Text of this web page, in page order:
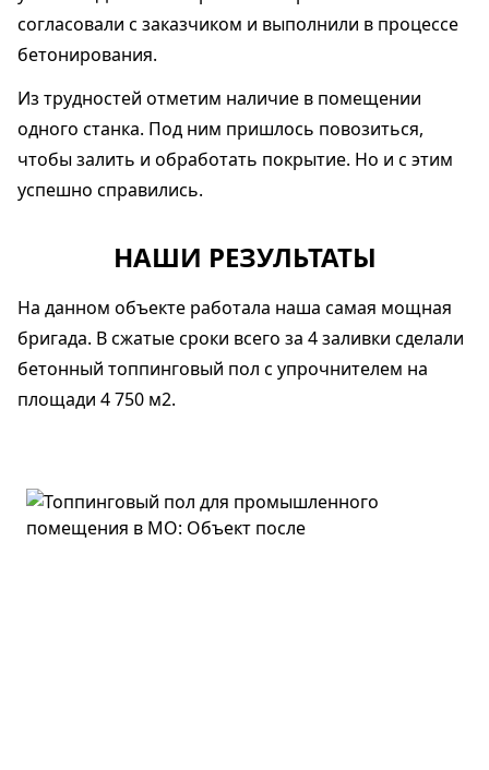
согласовали с заказчиком и выполнили в процессе
бетонирования.
Из трудностей отметим наличие в помещении
одного станка. Под ним пришлось повозиться,
чтобы залить и обработать покрытие. Но и с этим
успешно справились.
НАШИ РЕЗУЛЬТАТЫ
На данном объекте работала наша самая мощная
бригада. В сжатые сроки всего за 4 заливки сделали
бетонный топпинговый пол с упрочнителем на
площади 4 750 м2.